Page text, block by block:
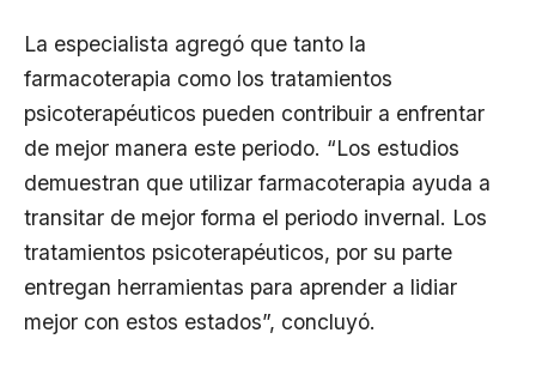
La especialista agregó que tanto la
farmacoterapia como los tratamientos
psicoterapéuticos pueden contribuir a enfrentar
de mejor manera este periodo. “Los estudios
demuestran que utilizar farmacoterapia ayuda a
transitar de mejor forma el periodo invernal. Los
tratamientos psicoterapéuticos, por su parte
entregan herramientas para aprender a lidiar
mejor con estos estados”, concluyó.